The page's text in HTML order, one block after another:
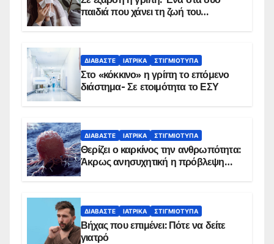
παιδιά που χάνει τη ζωή του
ΔΙΑΒΆΣΤΕ ΙΑΤΡΙΚΆ ΣΤΙΓΜΙΌΤΥΠΑ
Στο «κόκκινο» η γρίπη το επόμενο
διάστημα- Σε ετοιμότητα το ΕΣΥ
ΔΙΑΒΆΣΤΕ ΙΑΤΡΙΚΆ ΣΤΙΓΜΙΌΤΥΠΑ
Θερίζει ο καρκίνος την ανθρωπότητα:
Άκρως ανησυχητική η πρόβλεψη…
ΔΙΑΒΆΣΤΕ ΙΑΤΡΙΚΆ ΣΤΙΓΜΙΌΤΥΠΑ
Βήχας που επιμένει: Πότε να δείτε
γιατρό